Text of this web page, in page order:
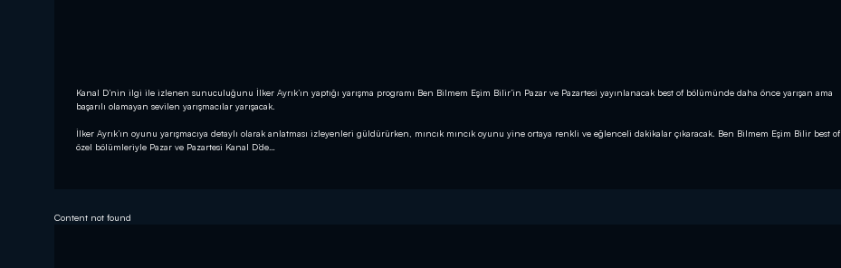
Kanal D’nin ilgi ile izlenen sunuculuğunu İlker Ayrık’ın yaptığı yarışma programı Ben Bilmem Eşim Bilir’in Pazar ve Pazartesi yayınlanacak best of bölümünde daha önce yarışan ama
başarılı olamayan sevilen yarışmacılar yarışacak.
İlker Ayrık’ın oyunu yarışmacıya detaylı olarak anlatması izleyenleri güldürürken, mıncık mıncık oyunu yine ortaya renkli ve eğlenceli dakikalar çıkaracak. Ben Bilmem Eşim Bilir best of
özel bölümleriyle Pazar ve Pazartesi Kanal D’de…
Content not found